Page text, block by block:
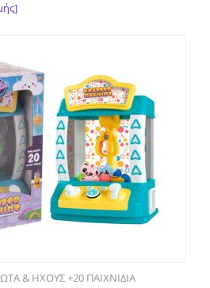
& ΗΧΟΥΣ +20 ΠΑΙΧΝΙΔΙΑ